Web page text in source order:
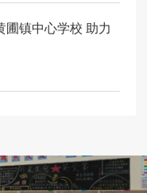
圃镇中心学校 助力